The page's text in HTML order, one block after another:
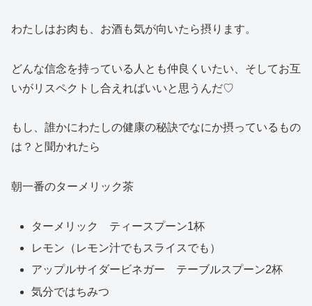
わたしはお肉も、お酒も気が向いたら摂ります。
どんな信念を持っている人とも仲良くいたい、そしてお互
いがリスペクトし合えればいいと思うんだ♡
もし、誰かにわたしの健康の秘訣でなにか摂っているもの
は？と聞かれたら
朝一番のターメリック茶
ターメリック ティースプーン1杯
レモン（レモン汁でもスライスでも）
アップルサイダービネガー テーブルスプーン2杯
気分ではちみつ